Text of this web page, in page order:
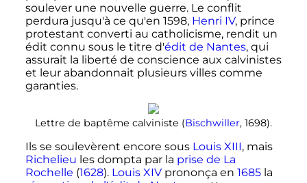
soulever une nouvelle guerre. Le conflit
perdura jusqu'à ce qu'en 1598, Henri IV, prince
protestant converti au catholicisme, rendit un
édit connu sous le titre d'édit de Nantes, qui
assurait la liberté de conscience aux calvinistes
et leur abandonnait plusieurs villes comme
garanties.
Lettre de baptême calviniste (Bischwiller, 1698).
Ils se soulevèrent encore sous Louis XIII, mais
Richelieu les dompta par la prise de La
Rochelle (1628). Louis XIVprononça en 1685la